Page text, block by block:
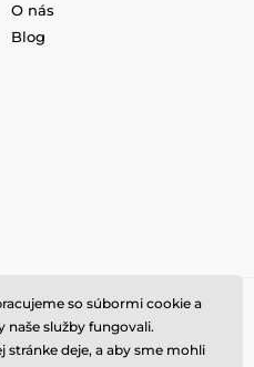
O nás
Blog
so súbormi cookie a
služby fungovali.
stránke deje, a aby sme mohli